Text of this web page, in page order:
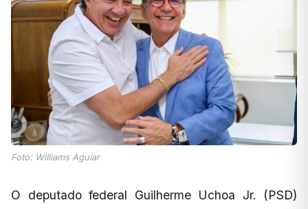
Foto: Williams Aguiar
O deputado federal Guilherme Uchoa Jr. (PSD)